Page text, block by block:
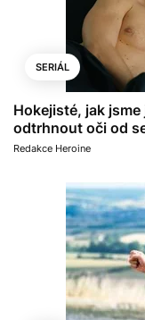
SERIÁL
Hokejisté, jak
odtrhnout oči od
Redakce Heroine